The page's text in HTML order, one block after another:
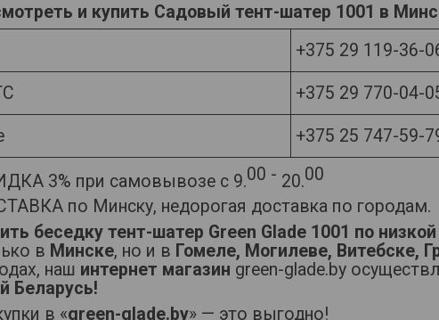
и купить Садовый тент-шатер 1001 в
+375 29 119-36-
+375 29 770-04-
+375 25 747-59-
3% при самовывозе с 9.00 - 20.00
по Минску, недорогая доставка по городам.
беседку тент-шатер Green Glade 1001 по
в Минске, но и в Гомеле, Могилеве, Витебске,
наш интернет магазин green-glade.by
Беларусь!
в «green-glade.by» — это выгодно!